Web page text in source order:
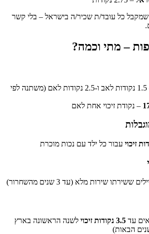
שמקבל כל עובד/ת שכיר/ה בישראל – בלי קשר
– מתי וכמה?
– 1.5 נקודות לאב ו-2.5 נקודות לאם (משתנה לפי
– נקודת זיכוי אחת לאם
עבור כל ילד עם נכות מוכרת
ששירתו שירות מלא (עד 3 שנים מהשחרור)
עד 3.5 נקודות זיכוי
לשנה הראשונה בארץ
הבאות)